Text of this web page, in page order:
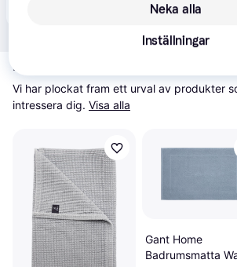
Gant Badrumsmatta 50x80 Marine (50x80)
Relaterade produkter
Vi har plockat fram ett urval av produkter
intressera dig. Visa alla
Gant Home
Badrumsmatta
Neka alla
Inställningar